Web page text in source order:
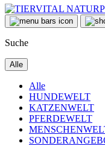
Suche
Alle
Alle
HUNDEWELT
KATZENWELT
PFERDEWELT